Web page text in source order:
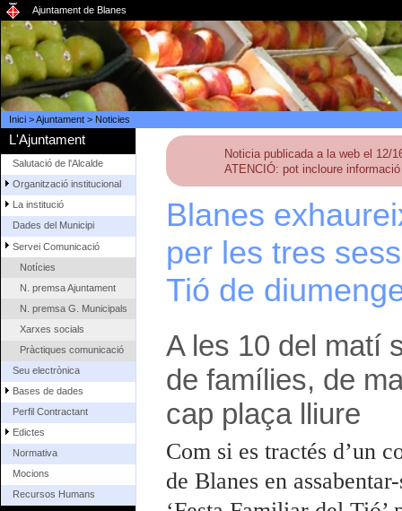
Ajuntament de Blanes
Inici>Ajuntament> Noticies
L'Ajuntament
Salutació de l'Alcalde
Organització institucional
La institució
Dades del Municipi
Servei Comunicació
Notícies
N. premsa Ajuntament
N. premsa G. Municipals
Xarxes socials
Pràctiques comunicació
Seu electrònica
Bases de dades
Perfil Contractant
Edictes
Normativa
Mocions
Recursos Humans
Noticia publicada a la web el 12/
ATENCIÓ: pot incloure
Blanes
per les tres
Tió de
A les 10 del matí
de famílies, de
cap plaça lliure
Com si es tractés d’un
de Blanes en